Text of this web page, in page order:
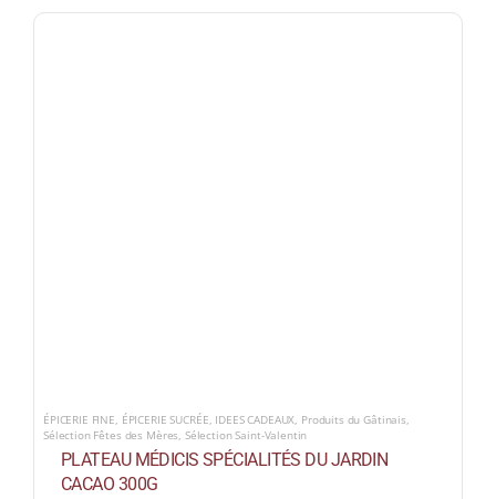
ÉPICERIE FINE ÉPICERIE SUCRÉE IDEES CADEAUX Produits du Gâtinais
Sélection Fêtes des Mères Sélection Saint-Valentin
PLATEAU MÉDICIS SPÉCIALITÉS DU JARDIN
CACAO 300G